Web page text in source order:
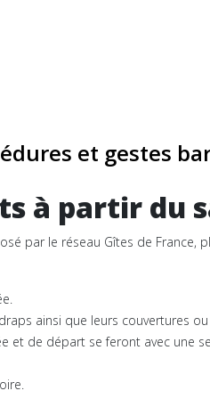
et gestes
à partir du
par le réseau Gîtes de France,
ainsi que leurs couvertures
et de départ se feront avec une